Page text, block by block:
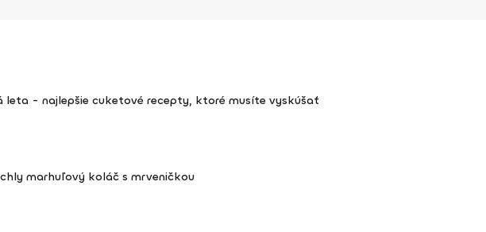
leta - najlepšie cuketové recepty, ktoré musíte vyskúšať
marhuľový koláč s mrveničkou